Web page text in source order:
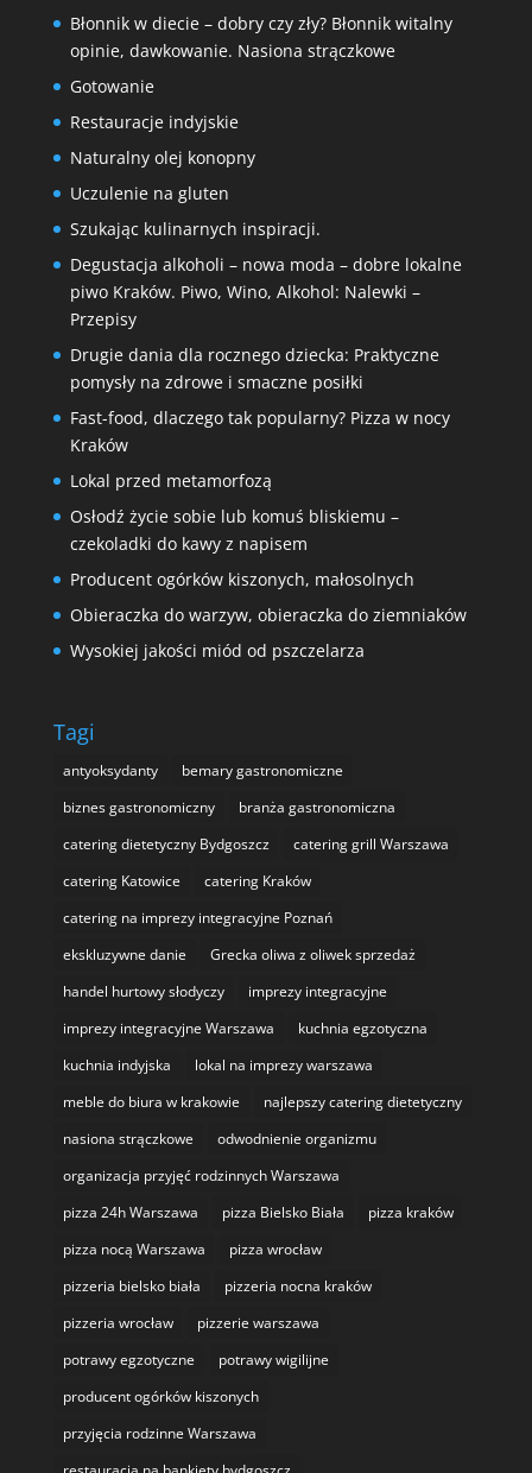
Błonnik w diecie – dobry czy zły? Błonnik witalny
opinie, dawkowanie. Nasiona strączkowe
Gotowanie
Restauracje indyjskie
Naturalny olej konopny
Uczulenie na gluten
Szukając kulinarnych inspiracji.
Degustacja alkoholi – nowa moda – dobre lokalne
piwo Kraków. Piwo, Wino, Alkohol: Nalewki –
Przepisy
Drugie dania dla rocznego dziecka: Praktyczne
pomysły na zdrowe i smaczne posiłki
Fast-food, dlaczego tak popularny? Pizza w nocy
Kraków
Lokal przed metamorfozą
Osłodź życie sobie lub komuś bliskiemu –
czekoladki do kawy z napisem
Producent ogórków kiszonych, małosolnych
Obieraczka do warzyw, obieraczka do ziemniaków
Wysokiej jakości miód od pszczelarza
Tagi
antyoksydanty
bemary gastronomiczne
biznes gastronomiczny
branża gastronomiczna
catering dietetyczny Bydgoszcz
catering grill Warszawa
catering Katowice
catering Kraków
catering na imprezy integracyjne Poznań
ekskluzywne danie
Grecka oliwa z oliwek sprzedaż
handel hurtowy słodyczy
imprezy integracyjne
imprezy integracyjne Warszawa
kuchnia egzotyczna
kuchnia indyjska
lokal na imprezy warszawa
meble do biura w krakowie
najlepszy catering dietetyczny
nasiona strączkowe
odwodnienie organizmu
organizacja przyjęć rodzinnych Warszawa
pizza 24h Warszawa
pizza Bielsko Biała
pizza kraków
pizza nocą Warszawa
pizza wrocław
pizzeria bielsko biała
pizzeria nocna kraków
pizzeria wrocław
pizzerie warszawa
potrawy egzotyczne
potrawy wigilijne
producent ogórków kiszonych
przyjęcia rodzinne Warszawa